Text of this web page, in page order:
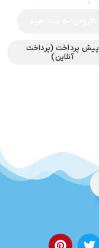
پیش پرداخت (پرداخت
آنلاین)